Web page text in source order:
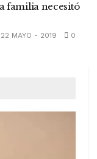
familia necesitó
22 MAYO - 2019 0